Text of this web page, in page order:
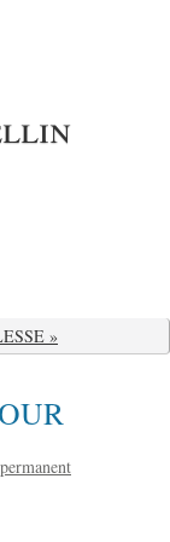
»